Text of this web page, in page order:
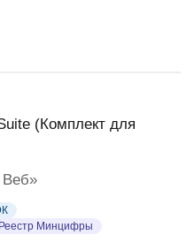
(Комплект для
Веб»
Реестр Минцифры